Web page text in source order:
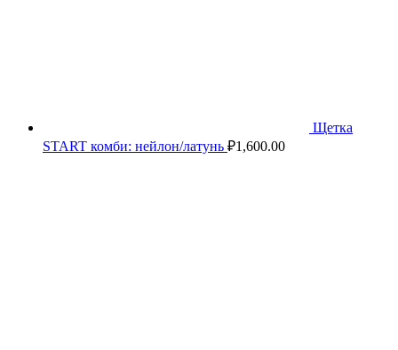
Щетка
START комби: нейлон/латунь ₽1,600.00